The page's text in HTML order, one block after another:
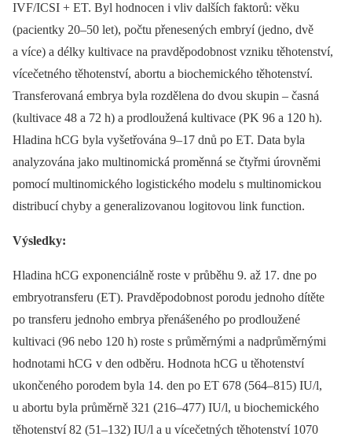
IVF/ICSI + ET. Byl hodnocen i vliv dalších faktorů: věku
(pacientky 20–50 let), počtu přenesených embryí (jedno, dvě
a více) a délky kultivace na pravděpodobnost vzniku těhotenství,
vícečetného těhotenství, abortu a biochemického těhotenství.
Transferovaná embrya byla rozdělena do dvou skupin –⁠ časná
(kultivace 48 a 72 h) a prodloužená kultivace (PK 96 a 120 h).
Hladina hCG byla vyšetřována 9–17 dnů po ET. Data byla
analyzována jako multinomická proměnná se čtyřmi úrovněmi
pomocí multinomického logistického modelu s multinomickou
distribucí chyby a generalizovanou logitovou link function.
Výsledky:
Hladina hCG exponenciálně roste v průběhu 9. až 17. dne po
embryotransferu (ET). Pravděpodobnost porodu jednoho dítěte
po transferu jednoho embrya přenášeného po prodloužené
kultivaci (96 nebo 120 h) roste s průměrnými a nadprůměrnými
hodnotami hCG v den odběru. Hodnota hCG u těhotenství
ukončeného porodem byla 14. den po ET 678 (564–815) IU/l,
u abortu byla průměrně 321 (216–477) IU/l, u biochemického
těhotenství 82 (51–132) IU/l a u vícečetných těhotenství 1070